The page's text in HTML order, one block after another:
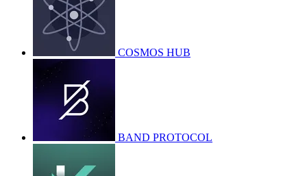
COSMOS HUB
BAND PROTOCOL